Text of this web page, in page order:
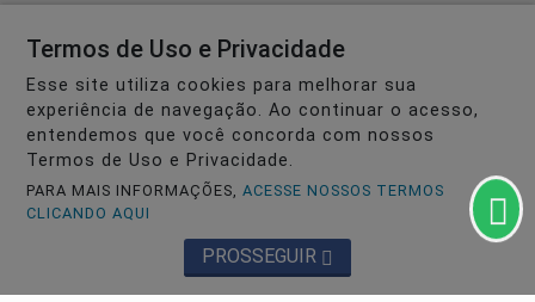
Não possui uma conta?
Você pode ler matérias exclusivas, anunciar
classificados e muito mais!
CRIAR MINHA CONTA
Termos de Uso e Privacidade
Esse site utiliza cookies para melhorar sua
experiência de navegação. Ao continuar o acesso,
entendemos que você concorda com nossos
Termos de Uso e Privacidade.
PARA MAIS INFORMAÇÕES,ACESSE NOSSOS TERMOS
CLICANDO AQUI
PROSSEGUIR